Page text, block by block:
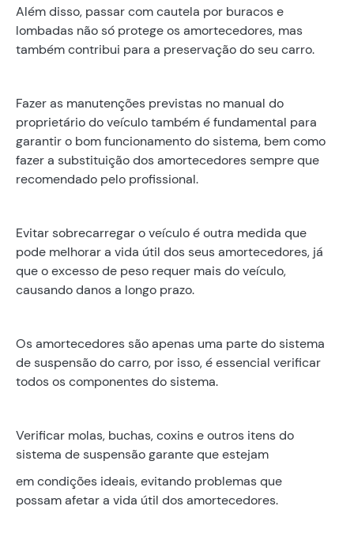
Além disso, passar com cautela por buracos e
lombadas não só protege os amortecedores, mas
também contribui para a preservação do seu carro.
Fazer as manutenções previstas no manual do
proprietário do veículo também é fundamental para
garantir o bom funcionamento do sistema, bem como
fazer a substituição dos amortecedores sempre que
recomendado pelo profissional.
Evitar sobrecarregar o veículo é outra medida que
pode melhorar a vida útil dos seus amortecedores, já
que o excesso de peso requer mais do veículo,
causando danos a longo prazo.
Os amortecedores são apenas uma parte do sistema
de suspensão do carro, por isso, é essencial verificar
todos os componentes do sistema.
Verificar molas, buchas, coxins e outros itens do
sistema de suspensão garante que estejam
em condições ideais, evitando problemas que
possam afetar a vida útil dos amortecedores.